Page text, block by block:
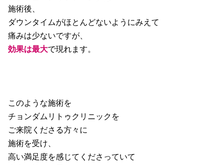
施術後、
ダウンタイムがほとんどないようにみえて
痛みは少ないですが、
効果は最大で現れます。
このような施術を
チョンダムリトゥクリニックを
ご来院くださる方々に
施術を受け、
高い満足度を感じてくださっていて